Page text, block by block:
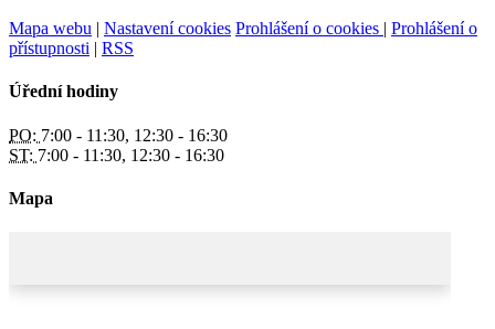
Mapa webu | Nastavení cookies Prohlášení o cookies | Prohlášení o
přístupnosti | RSS
Úřední hodiny
PO: 7:00 - 11:30, 12:30 - 16:30
ST: 7:00 - 11:30, 12:30 - 16:30
Mapa